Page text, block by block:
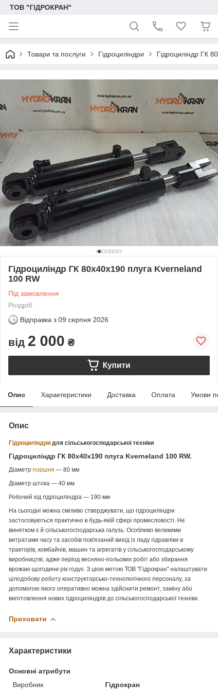
ТОВ "ГІДРОКРАН"
Товари та послуги Гідроциліндри Гідроциліндр ГК
Гідроциліндр ГК 80х40х190 плуга Kverneland
100 RW
Під замовлення
Роздріб
Відправка з 09 серпня 2026
від 2 000 ₴
Купити
Опис Характеристики Доставка Оплата Умови
Опис
Гідроциліндри для сільськогосподарської техніки
Гідроциліндр ГК 80х40х190 плуга Kverneland 100 RW.
Діаметр поршня — 80 мм
Діаметр штока — 40 мм
Робочий хід гідроциліндра — 190 мм
На сьогодні можна сміливо стверджувати, що гідроциліндри
застосовуються практично в будь-якій сфері промисловості. Не
винятком є й сільськогосподарська галузь. Особливо великими
витратами часу та засобів пов'язаний вихід із ладу гідравліки в
тракторів, комбайнів, машин та агрегатів у сільськогосподарському
виробництві, адже період весняно-польових робіт або збирання
врожаю щогодини рік годує. З цією метою ТОВ "Гідрокран" налаштувати
цілодобову роботу конструкторсько-технологічного персоналу, за
допомогою якого оперативно можна здійснити ремонт, заміну або
виготовлення нових гідроциліндрів до сільськогосподарської техніки.
Приховати
Характеристики
Основні атрибути
Виробник
Гідрокран